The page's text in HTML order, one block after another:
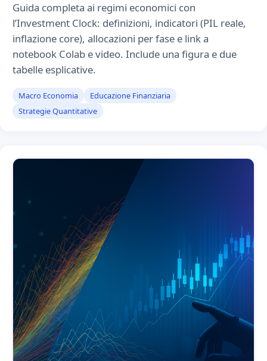
Guida completa ai regimi economici con
l’Investment Clock: definizioni, indicatori (PIL reale,
inflazione core), allocazioni per fase e link a
notebook Colab e video. Include una figura e due
tabelle esplicative.
Macro Economia
Educazione Finanziaria
Strategie Quantitative